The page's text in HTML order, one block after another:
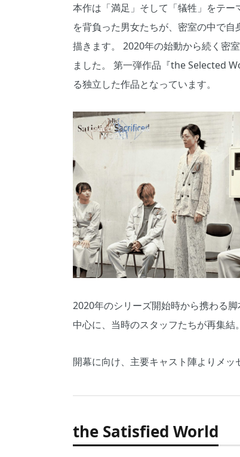
本作は「満足」そして「犠牲」をテー
を背負った男女たちが、密室の中で
描きます。 2020年の始動から続く密
ました。 第一弾作品『the Selected
る独立した作品となっています。
2020年のシリーズ開始時から携わる
中心に、当時のスタッフたちが再集結
開幕に向け、主要キャスト陣よりメッ
the Satisfied World